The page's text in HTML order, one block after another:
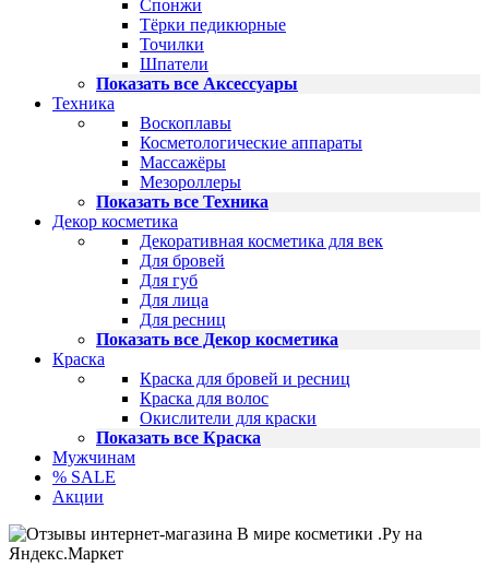
Спонжи
Тёрки педикюрные
Точилки
Шпатели
Показать все Аксессуары
Техника
Воскоплавы
Косметологические аппараты
Массажёры
Мезороллеры
Показать все Техника
Декор косметика
Декоративная косметика для век
Для бровей
Для губ
Для лица
Для ресниц
Показать все Декор косметика
Краска
Краска для бровей и ресниц
Краска для волос
Окислители для краски
Показать все Краска
Мужчинам
% SALE
Акции